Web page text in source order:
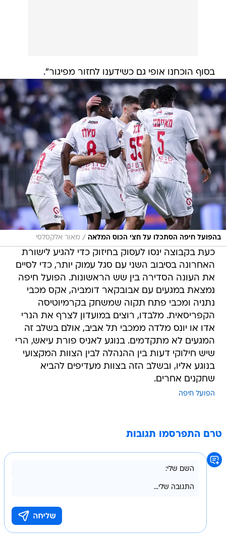
בסוף הוכחנו אופי גם כשידענו לחזור מפיגור".
בהפועל חיפה הסתכלו על חצי הכוס המלאה / מאור אלקסלסי
כעת בקבוצה ינסו לעסוק בחיזוק כדי להגיע לישורת
האחרונה בסיבוב השני עם סגל עמוק יותר, כדי לסיים
את העונה הסדירה בין שש הראשונות. הפועל חיפה
נמצאת במגעים עם אבובקאר דומביה, אקס מכבי
נתניה ומכבי פתח תקוה שמשחק בקרמיוטיסה
הקפריסאית. מלבדו, רוצים במועדון לצרף את הנרי
אדו או יונס מלדה ממכבי תל אביב, אולם בשלב זה
המגעים לא מתקדמים. בנוגע לאניס פורת עיאש, הרי
שיש חילוקי דעות בין ההנהלה לבין הצוות המקצועי
בנוגע אליו, ובשלב הזה בצוות מעדיפים להביא
שחקנים אחרים.
הפועל חיפה
טרם התפרסמו תגובות